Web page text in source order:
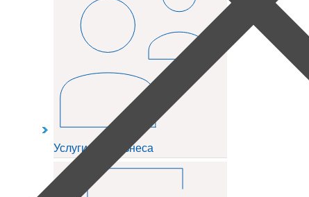
Услуги для бизнеса